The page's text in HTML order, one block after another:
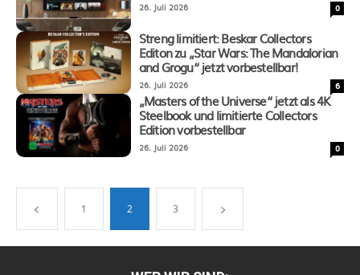
26. Juli 2026 0
Streng limitiert: Beskar Collectors
Editon zu „Star Wars: The Mandalorian
and Grogu“ jetzt vorbestellbar!
26. Juli 2026 6
„Masters of the Universe“ jetzt als 4K
Steelbook und limitierte Collectors
Edition vorbestellbar
26. Juli 2026 0
1 2 3